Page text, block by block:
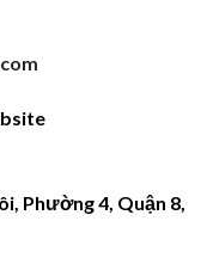
Phường 4, Quận 8,